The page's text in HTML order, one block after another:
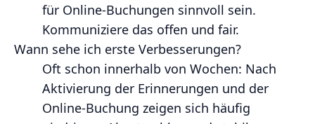
für Online‑Buchungen sinnvoll sein.
Kommuniziere das offen und fair.
Wann sehe ich erste Verbesserungen?
Oft schon innerhalb von Wochen: Nach
Aktivierung der Erinnerungen und der
Online‑Buchung zeigen sich häufig